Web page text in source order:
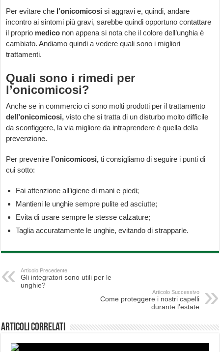
Per evitare che l’onicomicosi si aggravi e, quindi, andare
incontro ai sintomi più gravi, sarebbe quindi opportuno contattare
il proprio medico non appena si nota che il colore dell’unghia è
cambiato. Andiamo quindi a vedere quali sono i migliori
trattamenti.
Quali sono i rimedi per
l’onicomicosi?
Anche se in commercio ci sono molti prodotti per il trattamento
dell’onicomicosi, visto che si tratta di un disturbo molto difficile
da sconfiggere, la via migliore da intraprendere è quella della
prevenzione.
Per prevenire l’onicomicosi, ti consigliamo di seguire i punti di
cui sotto:
Fai attenzione all’igiene di mani e piedi;
Mantieni le unghie sempre pulite ed asciutte;
Evita di usare sempre le stesse calzature;
Taglia accuratamente le unghie, evitando di strapparle.
Articolo Precedente
Gli integratori sono utili per le
unghie?
Articolo Successivo
Come proteggere i nostri capelli
durante l’estate
Articoli correlati